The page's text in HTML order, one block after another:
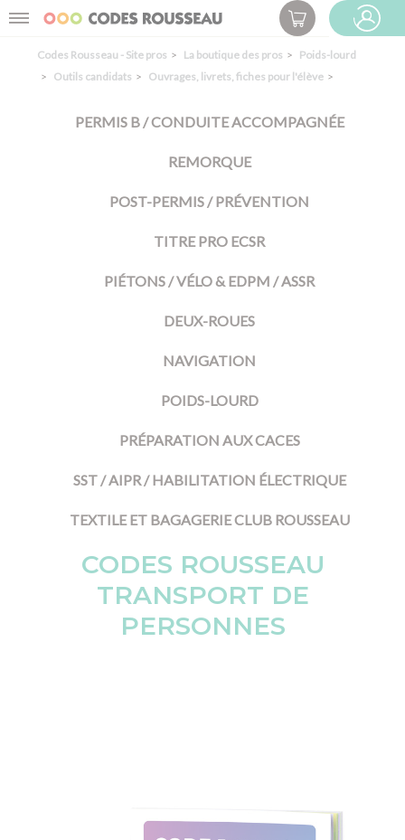
Menu
ESPACE PRO
Codes Rousseau - Site pros La boutique des pros
Poids-lourd
Outils candidats
Ouvrages, livrets, fiches pour l'élève
PERMIS B / CONDUITE ACCOMPAGNÉE
REMORQUE
POST-PERMIS / PRÉVENTION
TITRE PRO ECSR
PIÉTONS / VÉLO & EDPM / ASSR
DEUX-ROUES
NAVIGATION
POIDS-LOURD
PRÉPARATION AUX CACES
SST / AIPR / HABILITATION ÉLECTRIQUE
TEXTILE ET BAGAGERIE CLUB ROUSSEAU
CODES ROUSSEAU
TRANSPORT DE
PERSONNES
Panneau de gestion des cookies